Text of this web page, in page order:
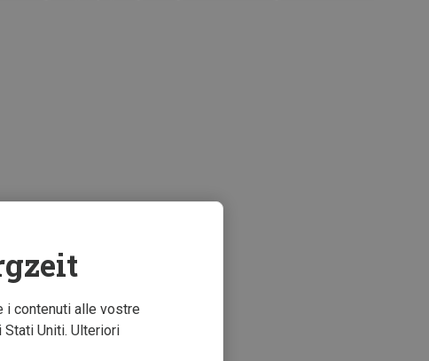
i contenuti alle vostre
Uniti. Ulteriori